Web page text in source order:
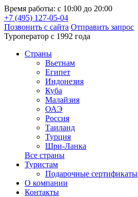
Время работы: с 10:00 до 20:00
+7 (495) 127-05-04
Позвонить с сайта Отправить запрос
Туроператор с 1992 года
Cтраны
Вьетнам
Египет
Индонезия
Куба
Малайзия
ОАЭ
Россия
Таиланд
Турция
Шри-Ланка
Все страны
Туристам
Подарочные сертификаты
О компании
Контакты